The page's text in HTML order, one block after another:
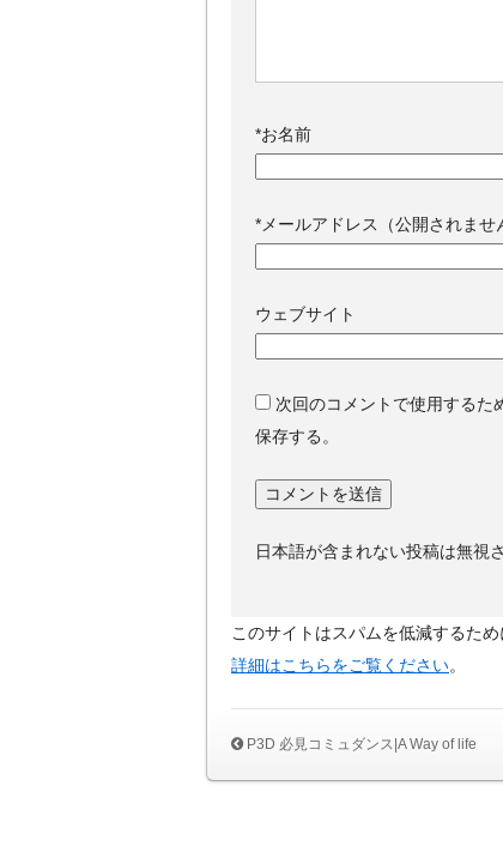
*お名前
*メールアドレス（公開されませ
ウェブサイト
次回のコメントで使用するた
保存する。
日本語が含まれない投稿は無視
このサイトはスパムを低減するため
詳細はこちらをご覧ください。
P3D 必見コミュダンス|A Way of life